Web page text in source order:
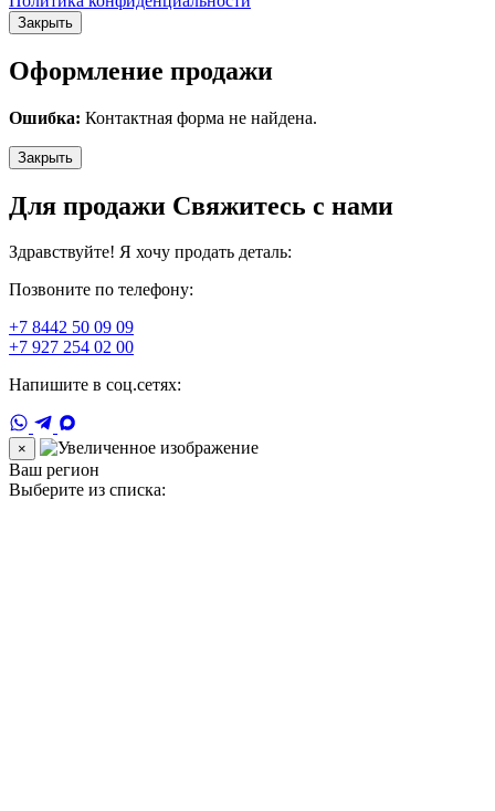
Закрыть
Оформление продажи
Ошибка: Контактная форма не найдена.
Закрыть
Для продажи Свяжитесь с нами
Здравствуйте! Я хочу продать деталь:
Позвоните по телефону:
+7 8442 50 09 09
+7 927 254 02 00
Напишите в соц.сетях:
×
Ваш регион
Выберите из списка: